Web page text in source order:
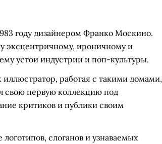
году дизайнером Франко Москино.
эксцентричному, ироничному и
устои индустрии и поп-культуры.
работая с такими домами,
свою первую коллекцию под
критиков и публики своим
слоганов и узнаваемых